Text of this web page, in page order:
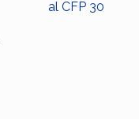
al CFP 30